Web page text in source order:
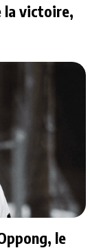
la victoire,
le